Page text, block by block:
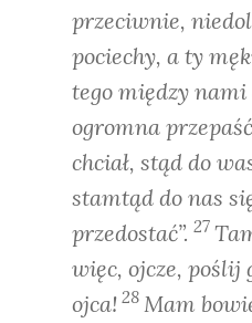
przeciwnie,
pociechy, a ty
tego między
ogromna
chciał, stąd do
stamtąd do nas
przedostać”. 27
więc, ojcze, poślij
ojca! 28 Mam